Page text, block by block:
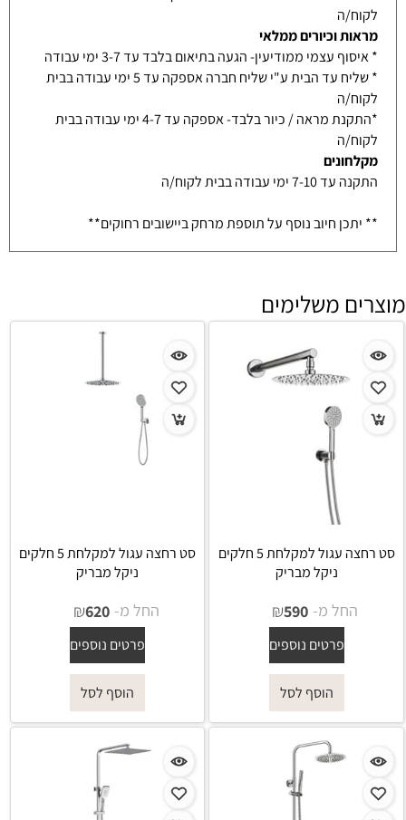
לקוח/ה
מראות וכיורים ממלאי
* איסוף עצמי ממודיעין- הגעה בתיאום בלבד עד 3-7 ימי עבודה
* שליח עד הבית ע"י שליח חברה אספקה עד 5 ימי עבודה בבית
לקוח/ה
*התקנת מראה / כיור בלבד- אספקה עד 4-7 ימי עבודה בבית
לקוח/ה
מקלחונים
התקנה עד 7-10 ימי עבודה בבית לקוח/ה
** יתכן חיוב נוסף על תוספת מרחק ביישובים רחוקים**
מוצרים משלימים
סט רחצה עגול למקלחת 5 חלקים
ניקל מבריק
החל מ- ₪590
פרטים נוספים
הוסף לסל
סט רחצה עגול למקלחת 5 חלקים
ניקל מבריק
החל מ- ₪620
פרטים נוספים
הוסף לסל